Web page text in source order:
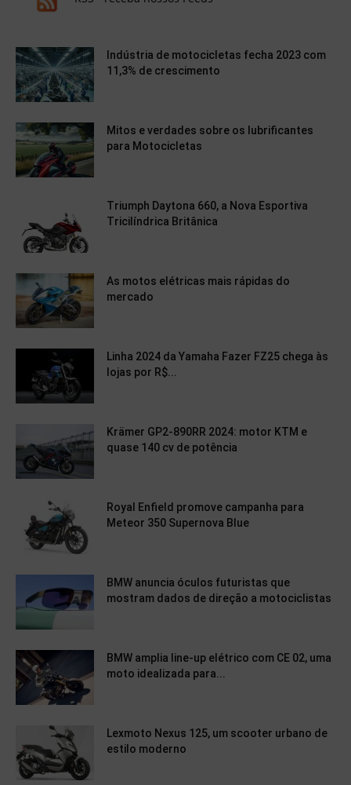
Indústria de motocicletas fecha 2023 com
11,3% de crescimento
Mitos e verdades sobre os lubrificantes
para Motocicletas
Triumph Daytona 660, a Nova Esportiva
Tricilíndrica Britânica
As motos elétricas mais rápidas do
mercado
Linha 2024 da Yamaha Fazer FZ25 chega às
lojas por R$...
Krämer GP2-890RR 2024: motor KTM e
quase 140 cv de potência
Royal Enfield promove campanha para
Meteor 350 Supernova Blue
BMW anuncia óculos futuristas que
mostram dados de direção a motociclistas
BMW amplia line-up elétrico com CE 02, uma
moto idealizada para...
Lexmoto Nexus 125, um scooter urbano de
estilo moderno